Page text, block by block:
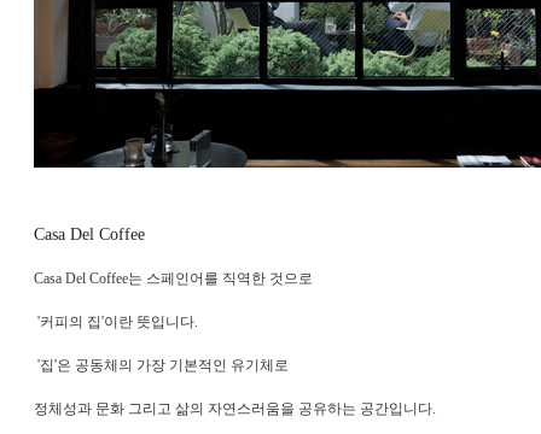
Casa Del Coffee
Casa Del Coffee는 스페인어를 직역한 것으로
'커피의 집'이란 뜻입니다.
'집'은 공동체의 가장 기본적인 유기체로
정체성과 문화 그리고 삶의 자연스러움을 공유하는 공간입니다.